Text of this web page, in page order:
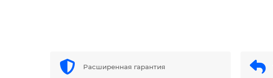
Расширенная гарантия